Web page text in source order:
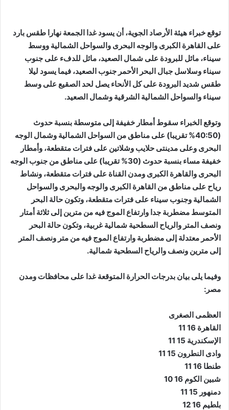
توقع خبراء هيئة الأرصاد الجوية، أن يسود غدا الجمعة نهارا طقس بارد
على القاهرة الكبرى والوجه البحرى والسواحل الشمالية ووسط
سيناء، مائل للبرودة على شمال الصعيد، مائل للدفء على جنوب
سيناء وسلاسل جبال البحر الأحمر جنوب الصعيد، فيما يسود ليلا
طقس شديد البرودة على كل الأنحاء يصل لحد الصقيع على وسط
سيناء والسواحل الشمالية الشرقية وشمال الصعيد.
وتوقع الخبراء سقوط أمطار خفيفة إلى متوسطة بنسبة حدوث
(40:50% تقريبا) على مناطق من السواحل الشمالية وشمال الوجه
البحرى وعلى مدينتى حلايب وشلاتين على فترات متقطعة، وأمطار
خفيفة مساء بنسبة حدوث (30% تقريبا) على مناطق من جنوب الوجه
البحرى والقاهرة الكبرى ومدن القناة على فترات متقطعة، ونشاط
رياح على مناطق من القاهرة الكبرى والوجه والبحرى والسواحل
الشمالية وجنوب سيناء على فترات متقطعة، وتكون حالة البحر
المتوسط مضطربة جدا وارتفاع الموج فيه من مترين إلى ثلاثة أمتار
ونصف المتر والرياح السطحية شمالية غربية، وتكون حالة البحر
الأحمر معتدلة إلى مضطربة وارتفاع الموج فيه من متر ونصف المتر
إلى مترين ونصف والرياح السطحية شمالية.
وفيما يلى بيان بدرجات الحرارة المتوقعة غدا على محافظات ومدن
مصر:
العظمى الصغرى
القاهرة 16 11
الإسكندرية 15 11
وادى النطرون 15 11
طنطا 16 11
شبين الكوم 16 10
دمنهور 15 11
بلطيم 16 12